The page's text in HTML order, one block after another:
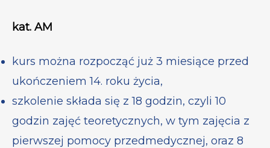
kat. AM
kurs można rozpocząć już 3 miesiące przed
ukończeniem 14. roku życia,
szkolenie składa się z 18 godzin, czyli 10
godzin zajęć teoretycznych, w tym zajęcia z
pierwszej pomocy przedmedycznej, oraz 8